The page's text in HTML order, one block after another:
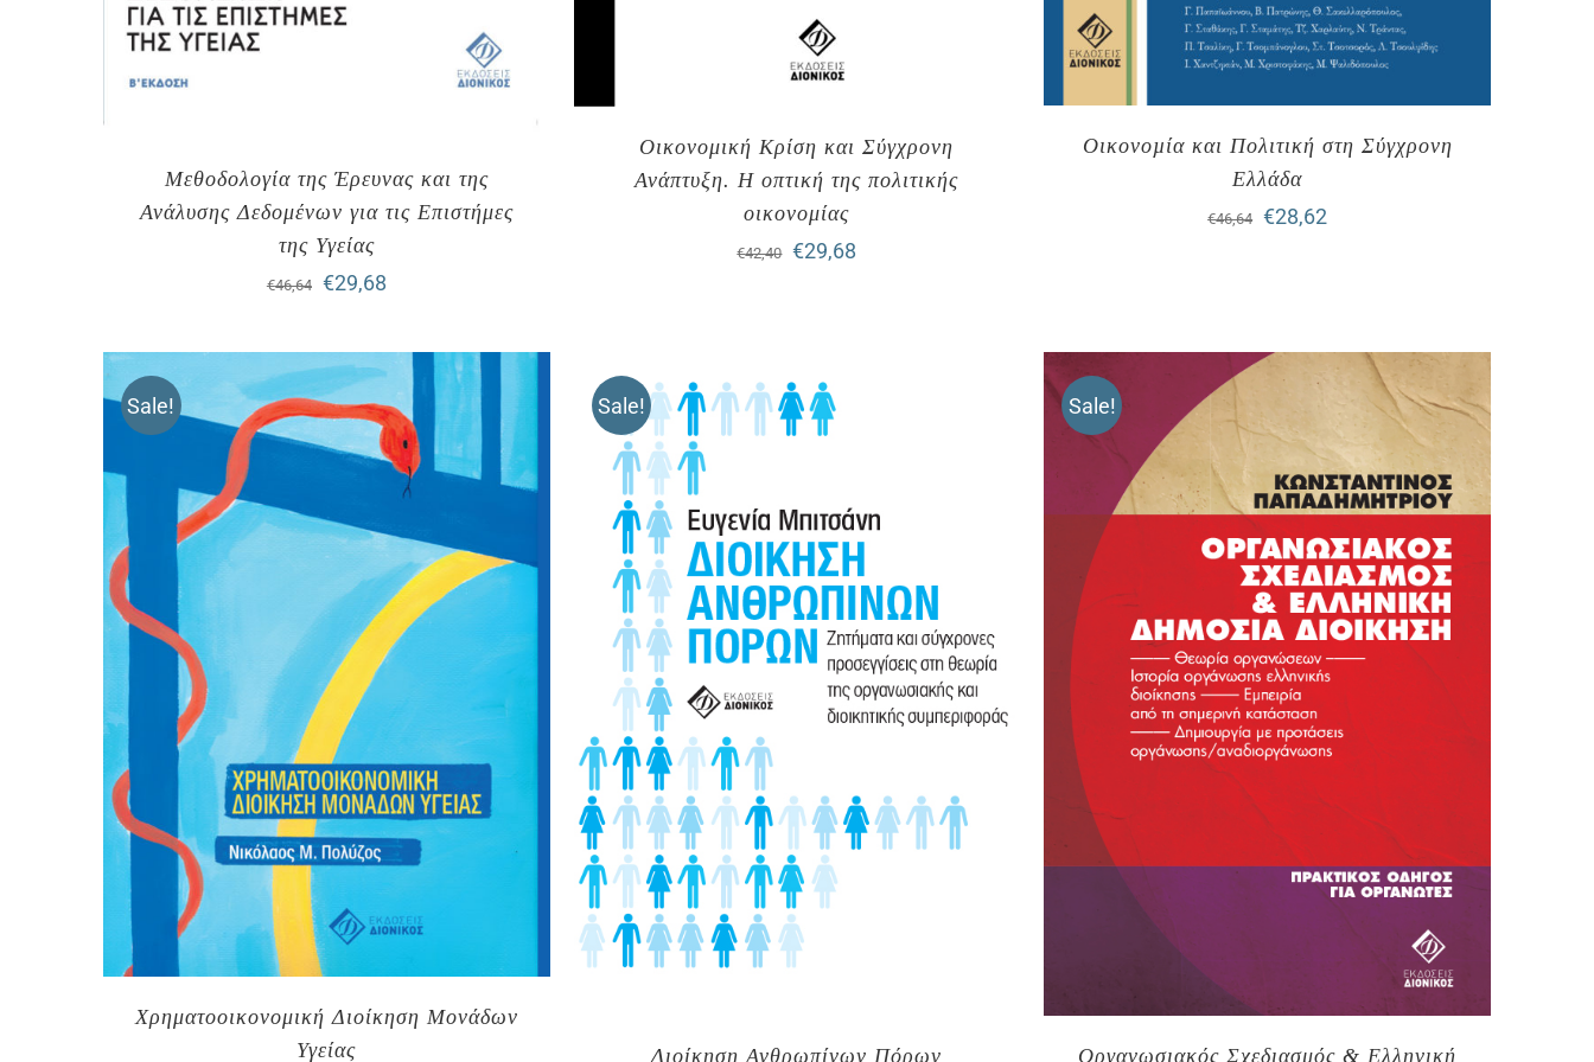
Μεθοδολογία της Έρευνας και της
Ανάλυσης Δεδομένων για τις Επιστήμες
της Υγείας
€46,64
Original
was:
€46,64.
€29,68Η
τιμή
είναι:
€29,68.
Οικονομική Κρίση και Σύγχρονη
Ανάπτυξη. H οπτική της πολιτικής
οικονομίας
€42,40 Original
€42,40.
€29,68
Οικονοµία και Πολιτική στη Σύγχρονη
Ελλάδα
€46,64 Original
€28,62
€28,62.
Sale!
Χρηματοοικονομική Διοίκηση Μονάδων
Υγείας
Sale!
Διοίκηση Ανθρωπίνων Πόρων
Sale!
Οργανωσιακός Σχεδιασμός & Ελληνική